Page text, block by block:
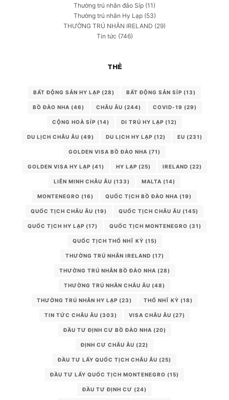
Thường trú nhân đảo Síp (11)
Thường trú nhân Hy Lạp(53)
THƯỜNG TRÚ NHÂN IRELAND (29)
Tin tức (746)
THẺ
BẤT ĐỘNG SẢN HY LẠP (28) BẤT ĐỘNG SẢN SÍP (13)
BỒ ĐÀO NHA (46) CHÂU ÂU (244) COVID-19 (29)
CỘNG HOÀ SÍP (14) DI TRÚ HY LẠP (12)
DU LỊCH CHÂU ÂU (49) DU LỊCH HY LẠP (12) EU (231)
GOLDEN VISA BỒ ĐÀO NHA (71)
GOLDEN VISA HY LẠP (41) HY LẠP (25) IRELAND (22)
LIÊN MINH CHÂU ÂU (133) MALTA (14)
MONTENEGRO (16) QUỐC TỊCH BỒ ĐÀO NHA (19)
QUỐC TỊCH CHÂU ÂU (19) QUỐC TỊCH CHÂU ÂU (145)
QUỐC TỊCH HY LẠP (17) QUỐC TỊCH MONTENEGRO (31)
QUỐC TỊCH THỔ NHĨ KỲ (15)
THƯỜNG TRÚ NHÂN IRELAND (17)
THƯỜNG TRÚ NHÂN BỒ ĐÀO NHA (28)
THƯỜNG TRÚ NHÂN CHÂU ÂU (48)
THƯỜNG TRÚ NHÂN HY LẠP (23) THỔ NHĨ KỲ (18)
TIN TỨC CHÂU ÂU (303) VISA CHÂU ÂU (27)
ĐẦU TƯ ĐỊNH CƯ BỒ ĐÀO NHA (20)
ĐỊNH CƯ CHÂU ÂU (22)
ĐẦU TƯ LẤY QUỐC TỊCH CHÂU ÂU (25)
ĐẦU TƯ LẤY QUỐC TỊCH MONTENEGRO (15)
ĐẦU TƯ ĐỊNH CƯ (24)